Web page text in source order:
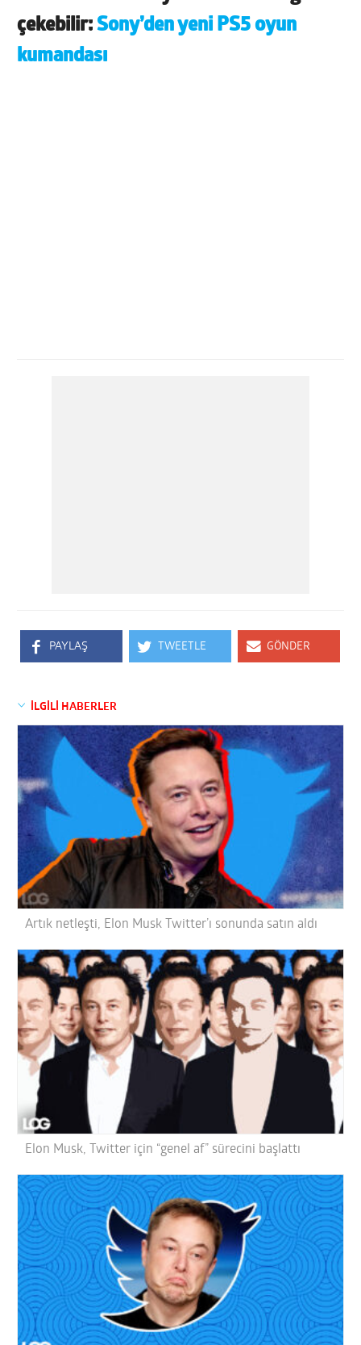
çekebilir: Sony’den yeni PS5 oyun
kumandası
PAYLAŞ TWEETLE GÖNDER
İLGİLİ HABERLER
Artık netleşti, Elon Musk Twitter’ı sonunda satın aldı
Elon Musk, Twitter için “genel af” sürecini başlattı